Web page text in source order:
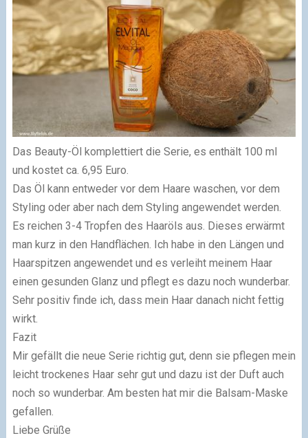
Das Beauty-Öl komplettiert die Serie, es enthält 100 ml
und kostet ca. 6,95 Euro.
Das Öl kann entweder vor dem Haare waschen, vor dem
Styling oder aber nach dem Styling angewendet werden.
Es reichen 3-4 Tropfen des Haaröls aus. Dieses erwärmt
man kurz in den Handflächen. Ich habe in den Längen und
Haarspitzen angewendet und es verleiht meinem Haar
einen gesunden Glanz und pflegt es dazu noch wunderbar.
Sehr positiv finde ich, dass mein Haar danach nicht fettig
wirkt.
Fazit
Mir gefällt die neue Serie richtig gut, denn sie pflegen mein
leicht trockenes Haar sehr gut und dazu ist der Duft auch
noch so wunderbar. Am besten hat mir die Balsam-Maske
gefallen.
Liebe Grüße